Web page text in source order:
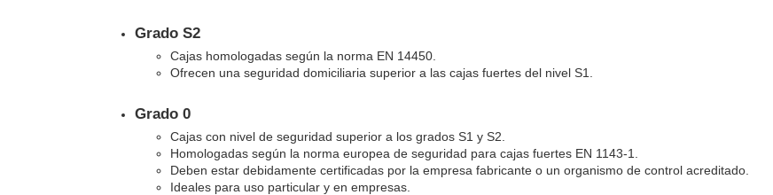
Grado S2
Cajas homologadas según la norma EN 14450.
Ofrecen una seguridad domiciliaria superior a las cajas fuertes del nivel S1.
Grado 0
Cajas con nivel de seguridad superior a los grados S1 y S2.
Homologadas según la norma europea de seguridad para cajas fuertes EN 1143-1.
Deben estar debidamente certificadas por la empresa fabricante o un organismo de control acreditado.
Ideales para uso particular y en empresas.